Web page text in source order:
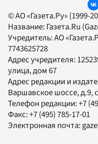
© АО «Газета.Ру» (1999-
Название: Газета.Ru
Учредитель:АО
7743625728
Адрес учредителя:
улица, дом 67
Адрес редакции и
Варшавское шоссе, д.9,
Телефон редакции:+7
Факс:+7 (495) 785-17-01
Электронная почта: